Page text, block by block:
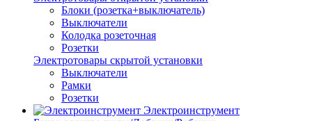
Блоки (розетка+выключатель)
Выключатели
Колодка розеточная
Розетки
Электротовары скрытой установки
Выключатели
Рамки
Розетки
Электроинструмент